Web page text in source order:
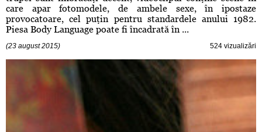
care apar fotomodele, de ambele sexe, în ipostaze
provocatoare, cel puţin pentru standardele anului 1982.
Piesa Body Language poate fi încadrată în ...
(23 august 2015) 524 vizualizări